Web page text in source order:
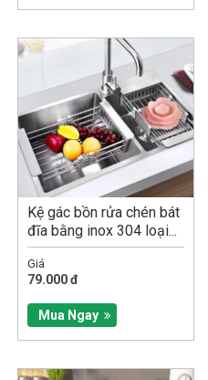
Kệ gác bồn rửa chén bát
đĩa bằng inox 304 loại...
Giá
79.000 đ
Mua Ngay